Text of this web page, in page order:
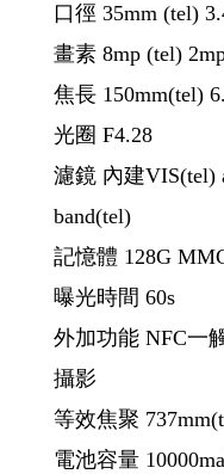
口徑 35mm (tel)
畫素 8mp (tel)
焦長 150mm(tel)
光圈 F4.28
濾鏡 內建VIS(tel)
band(tel)
記憶體 128G
曝光時間 60s
外加功能 NFC一
攝影
等效焦聚
電池容量